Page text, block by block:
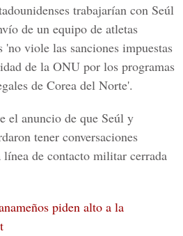
trabajarían con Seúl
de un equipo de atletas
'no viole las sanciones impuestas
de la ONU por los programas
de Corea del Norte'.
el anuncio de que Seúl y
tener conversaciones
de contacto militar cerrada
piden alto a la